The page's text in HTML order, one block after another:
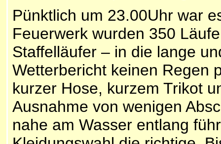
Pünktlich um 23.00Uhr war
Feuerwerk wurden 350
Staffelläufer – in die lange
Wetterbericht keinen Regen
kurzer Hose, kurzem Trikot
Ausnahme von wenigen
nahe am Wasser entlang